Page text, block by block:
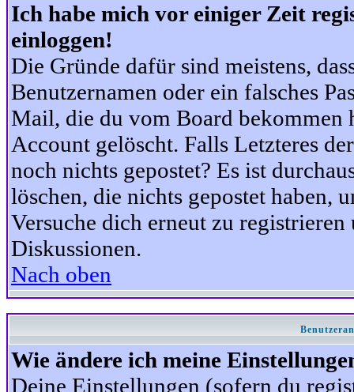
Ich habe mich vor einiger Zeit
einloggen!
Die Gründe dafür sind meistens,
Benutzernamen oder ein falsches
Mail, die du vom Board bekommen
Account gelöscht. Falls Letzteres
noch nichts gepostet? Es ist
löschen, die nichts gepostet haben,
Versuche dich erneut zu
Diskussionen.
Nach oben
Wie ändere ich meine
Deine Einstellungen (sofern du